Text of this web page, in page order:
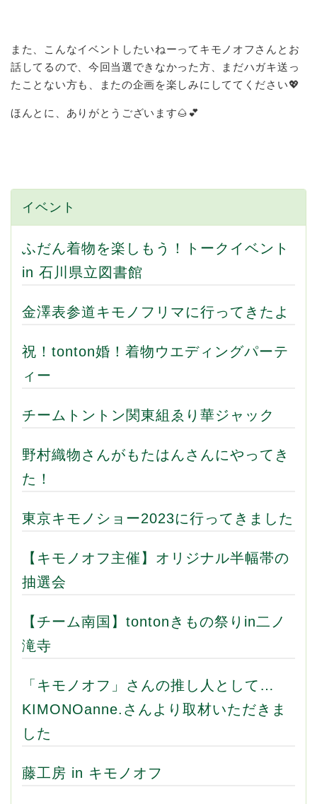
また、こんなイベントしたいねーってキモノオフさんとお
話してるので、今回当選できなかった方、まだハガキ送っ
たことない方も、またの企画を楽しみにしててください💖
ほんとに、ありがとうございます🌰💕
イベント
ふだん着物を楽しもう！トークイベント
in 石川県立図書館
金澤表参道キモノフリマに行ってきたよ
祝！tonton婚！着物ウエディングパーテ
ィー
チームトントン関東組ゑり華ジャック
野村織物さんがもたはんさんにやってき
た！
東京キモノショー2023に行ってきました
【キモノオフ主催】オリジナル半幅帯の
抽選会
【チーム南国】tontonきもの祭りin二ノ
滝寺
「キモノオフ」さんの推し人として…
KIMONOanne.さんより取材いただきま
した
藤工房 in キモノオフ